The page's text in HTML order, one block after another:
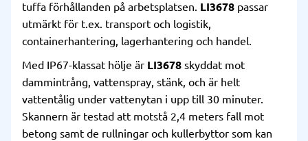
tuffa förhållanden på arbetsplatsen. LI3678 passar
utmärkt för t.ex. transport och logistik,
containerhantering, lagerhantering och handel.
Med IP67-klassat hölje är LI3678 skyddat mot
dammintrång, vattenspray, stänk, och är helt
vattentålig under vattenytan i upp till 30 minuter.
Skannern är testad att motstå 2,4 meters fall mot
betong samt de rullningar och kullerbyttor som kan